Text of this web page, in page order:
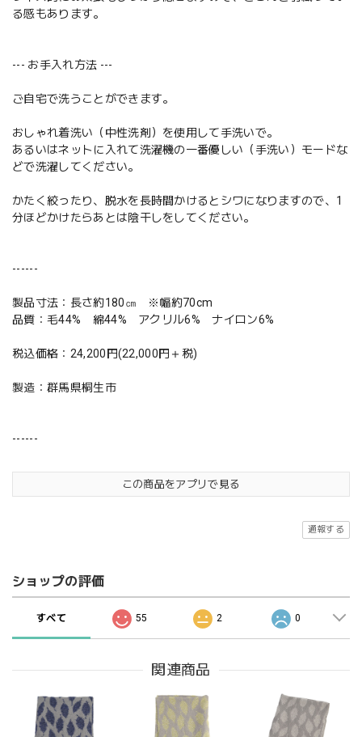
る感もあります。
--- お手入れ方法 ---
ご自宅で洗うことができます。
おしゃれ着洗い（中性洗剤）を使用して手洗いで。
あるいはネットに入れて洗濯機の一番優しい（手洗い）モードな
どで洗濯してください。
かたく絞ったり、脱水を長時間かけるとシワになりますので、1
分ほどかけたらあとは陰干しをしてください。
------
製品寸法：長さ約180㎝ ※幅約70cm
品質：毛44% 綿44% アクリル6% ナイロン6%
税込価格：24,200円(22,000円＋税)
製造：群馬県桐生市
------
この商品をアプリで見る
通報する
ショップの評価
すべて 55 2 0
関連商品